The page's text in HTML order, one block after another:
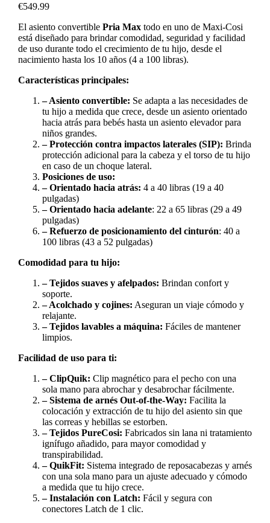
€549.99
El asiento convertiblePria Maxtodo en uno de Maxi-Cosi
está diseñado para brindar comodidad, seguridad y facilidad
de uso durante todo el crecimiento de tu hijo, desde el
nacimiento hasta los 10 años (4 a 100 libras).
Características principales:
– Asiento convertible: Se adapta a las necesidades de
tu hijo a medida que crece, desde un asiento orientado
hacia atrás para bebés hasta un asiento elevador para
niños grandes.
– Protección contra impactos laterales (SIP): Brinda
protección adicional para la cabeza y el torso de tu hijo
en caso de un choque lateral.
Posiciones de uso:
– Orientado hacia atrás: 4 a 40 libras (19 a 40
pulgadas)
– Orientado hacia adelante: 22 a 65 libras (29 a 49
pulgadas)
– Refuerzo de posicionamiento del cinturón: 40 a
100 libras (43 a 52 pulgadas)
Comodidad para tu hijo:
– Tejidos suaves y afelpados: Brindan confort y
soporte.
– Acolchado y cojines: Aseguran un viaje cómodo y
relajante.
– Tejidos lavables a máquina: Fáciles de mantener
limpios.
Facilidad de uso para ti:
– ClipQuik: Clip magnético para el pecho con una
sola mano para abrochar y desabrochar fácilmente.
– Sistema de arnés Out-of-the-Way: Facilita la
colocación y extracción de tu hijo del asiento sin que
las correas y hebillas se estorben.
– Tejidos PureCosi: Fabricados sin lana ni tratamiento
ignífugo añadido, para mayor comodidad y
transpirabilidad.
– QuikFit: Sistema integrado de reposacabezas y arnés
con una sola mano para un ajuste adecuado y cómodo
a medida que tu hijo crece.
– Instalación con Latch: Fácil y segura con
conectores Latch de 1 clic.